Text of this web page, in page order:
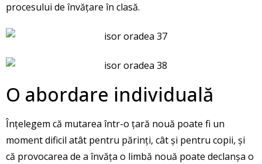
procesului de învățare în clasă.
O abordare individuală
Înțelegem că mutarea într-o țară nouă poate fi un
moment dificil atât pentru părinți, cât și pentru copii, și
că provocarea de a învăța o limbă nouă poate declanșa o